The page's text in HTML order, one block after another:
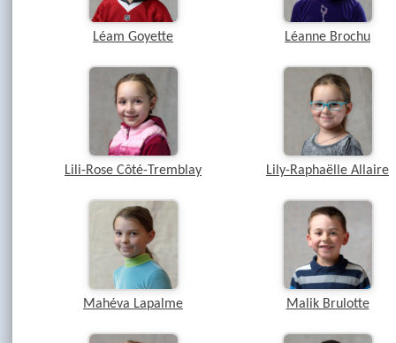
Léam Goyette Léanne Brochu
Lili-Rose Côté-Tremblay Lily-Raphaëlle Allaire
Mahéva Lapalme Malik Brulotte